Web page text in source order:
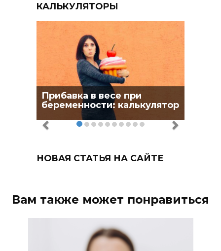
КАЛЬКУЛЯТОРЫ
Прибавка в весе при
беременности: калькулятор
НОВАЯ СТАТЬЯ НА САЙТЕ
Вам также может понравиться